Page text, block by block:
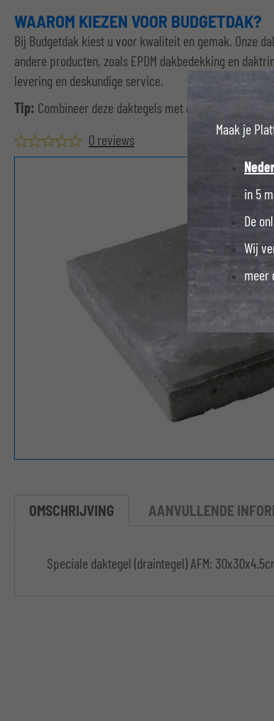
Maak je
in 5
De
Wij
meer
WAAROM KIEZEN VOOR BUDGETDAK?
Bij Budgetdak kiest u voor kwaliteit en gemak. Onze
andere producten, zoals EPDM dakbedekking en
levering en deskundige service.
Tip: Combineer deze daktegels met onze
0 reviews
OMSCHRIJVING
Speciale daktegel (draintegel) AFM:
AANVULLENDE